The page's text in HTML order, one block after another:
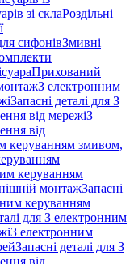
зі склаРоздільні
сифонівЗмивні
Прихований
З електронним
Запасні деталі для З
від мережіЗ
від
керуванням змивом,
керуванням
монтажЗапасні
керуванням
для З електронним
З електронним
Запасні деталі для З
від